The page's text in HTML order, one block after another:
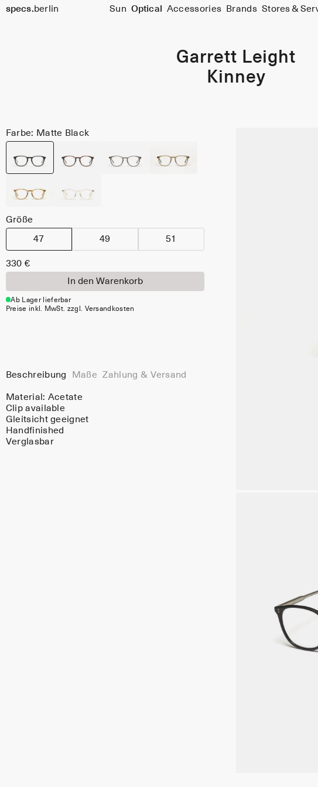
specs. berlin Sun Optical Accessories Brands Stores &
Garrett Leight
Kinney
Farbe: Matte Black
Größe
47 49 51
330 €
In den Warenkorb
Ab Lager lieferbar
Preise inkl. MwSt. zzgl. Versandkosten
Beschreibung Maße Zahlung & Versand
Material: Acetate
Clip available
Gleitsicht geeignet
Handfinished
Verglasbar